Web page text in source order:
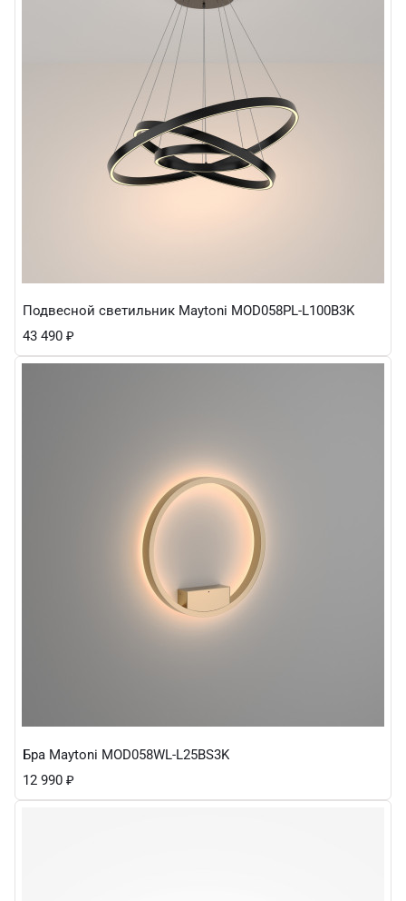
Подвесной светильник Maytoni MOD058PL-L100B3K
43 490 ₽
Бра Maytoni MOD058WL-L25BS3K
12 990 ₽